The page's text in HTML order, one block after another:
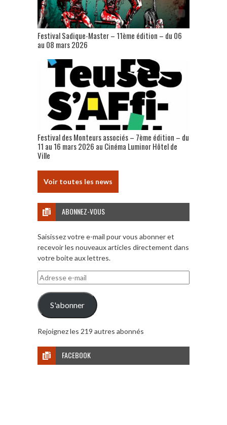
Festival Sadique-Master – 11ème édition – du 06
au 08 mars 2026
Festival des Monteurs associés – 7ème édition – du
11 au 16 mars 2026 au Cinéma Luminor Hôtel de
Ville
Voir toutes les news
ABONNEZ-VOUS
Saisissez votre e-mail pour vous abonner et
recevoir les nouveaux articles directement dans
votre boite aux lettres.
Adresse
e-
mail
S'abonner
Rejoignez les 219 autres abonnés
FACEBOOK